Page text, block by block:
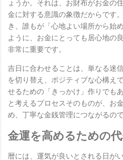
ょうか。それは、お財布がお金の
金に対する意識の象徴だからです
き、誰もが「心地よい場所から始
ように、お金にとっても居心地の
非常に重要です。
吉日に合わせることは、単なる迷
を切り替え、ポジティブな心構え
せるための「きっかけ」作りでも
と考えるプロセスそのものが、お
め、丁寧な金銭管理につながるので
金運を高めるための
暦には、運気が良いとされる日が